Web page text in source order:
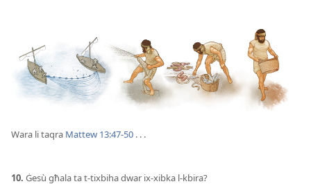
Wara li taqra Mattew 13:47-50 . . .
10. Ġesù għala ta t-tixbiha dwar ix-xibka l-kbira?